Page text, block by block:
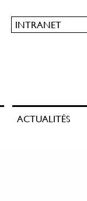
INTRANET
ACTUALITÉS